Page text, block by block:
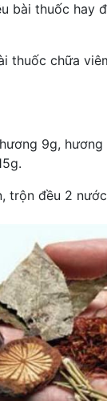
bài thuốc hay
thuốc chữa
9g,
trộn đều 2